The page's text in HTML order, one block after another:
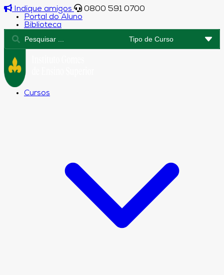
Indique amigos
0800 591 0700
Portal do Aluno
Biblioteca
Cursos